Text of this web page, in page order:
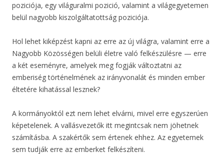
poziciója, egy világuralmi pozició, valamint a világegyetemen
belül nagyobb kiszolgáltatottság poziciója.
Hol lehet kiképzést kapni az erre az új világra, valamint erre a
Nagyobb Közösségen belüli életre való felkészülésre — erre
a két eseményre, amelyek meg fogják változtatni az
emberiség történelmének az irányvonalát és minden ember
éltetére kihatással lesznek?
A kormányoktól ezt nem lehet elvárni, mivel erre egyszerúen
képetelenek. A vallásvezetők itt megintcsak nem jöhetnek
számításba. A szakértők sem értenek ehhez. Az egyetemek
sem tudják erre az emberket felkészíteni.